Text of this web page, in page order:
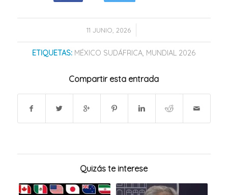
11 JUNIO, 2026
/
ETIQUETAS: MÉXICO SUDÁFRICA, MUNDIAL 2026
Compartir esta entrada
Quizás te interese